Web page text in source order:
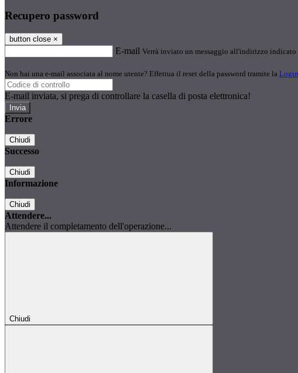
Recupero password
button close ×
E-mail Verrà inviato un messaggio all'indirizzo indicato
Non hai una e-mail associata al nome utente? Effettua il reset della password tramite la
E-mail inviata, si prega di controllare la casella di posta elettronica!
Errore
Chiudi
Successo
Chiudi
Informazione
Chiudi
Attendere...
Attendere il completamento dell'operazione...
Chiudi